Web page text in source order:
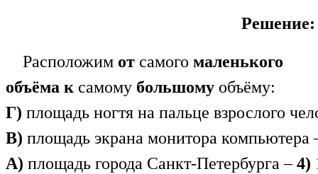
Решение:
Расположим от самого маленького
объёма к самому большому объёму:
Г) площадь ногтя на пальце взрослого
В) площадь экрана монитора компьютера
А) площадь города Санкт-Петербурга –4)